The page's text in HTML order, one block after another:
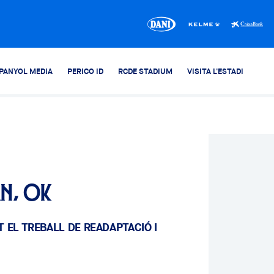
MEDIA PERICO ID RCDE STADIUM VISITA L'ESTADI
OK
EL TREBALL DE READAPTACIÓ I